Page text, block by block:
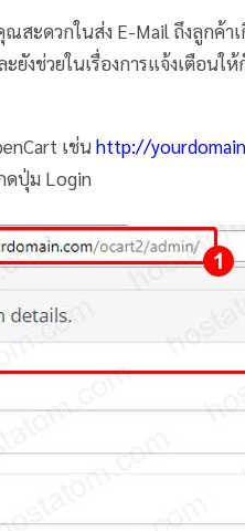
สะดวกในส่ง E-Mail ถึงลูกค้า
ยังช่วยในเรื่องการแจ้งเตือ
เช่น http://
ดปุ่ม Login